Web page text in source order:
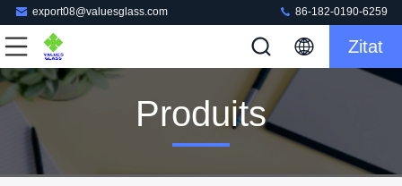
export08@valuesglass.com 86-182-0190-6259
Zitat
Produits